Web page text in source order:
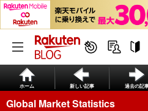
ホーム 新しい記事 過去の記
Global Market Statistics